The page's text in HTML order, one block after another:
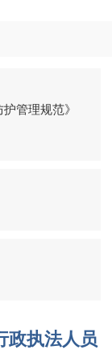
管理规范》
政执法人员